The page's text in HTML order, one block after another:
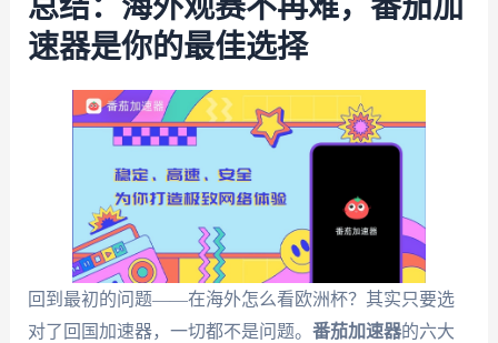
总结：海外观赛不再难，番茄加
速器是你的最佳选择
回到最初的问题——在海外怎么看欧洲杯？其实只要选
对了回国加速器，一切都不是问题。 番茄加速器的六大